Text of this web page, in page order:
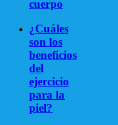
cuerpo
¿Cuáles
son los
beneficios
del
ejercicio
para la
piel?